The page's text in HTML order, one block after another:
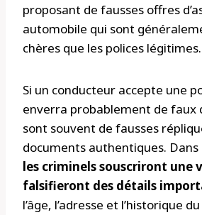
proposant de fausses offres
automobile qui sont
chères que les polices légitimes.
Si un conducteur accepte une
enverra probablement de faux
sont souvent de fausses
documents authentiques. Dans
les criminels souscriront une
falsifieront des détails
l’âge, l’adresse et l’historique